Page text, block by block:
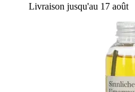
Livraison jusqu'au 17 août